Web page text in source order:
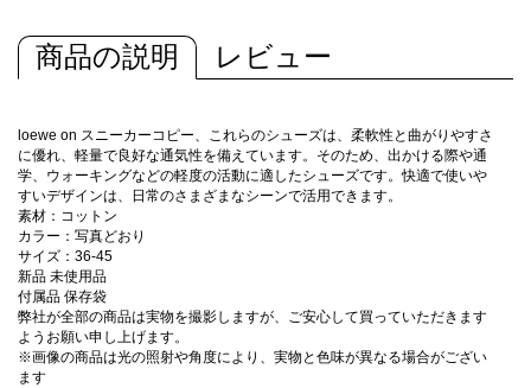
商品の説明 レビュー
loewe on スニーカーコピー、これらのシューズは、柔軟性と曲がりやすさ
に優れ、軽量で良好な通気性を備えています。そのため、出かける際や通
学、ウォーキングなどの軽度の活動に適したシューズです。快適で使いや
すいデザインは、日常のさまざまなシーンで活用できます。
素材：コットン
カラー：写真どおり
サイズ：36-45
新品 未使用品
付属品 保存袋
弊社が全部の商品は実物を撮影しますが、ご安心して買っていただきます
ようお願い申し上げます。
※画像の商品は光の照射や角度により、実物と色味が異なる場合がござい
ます